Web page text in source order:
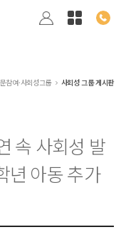
참여·사회성그룹 사회성 그룹 게시판
속 사회성 발
년 아동 추가